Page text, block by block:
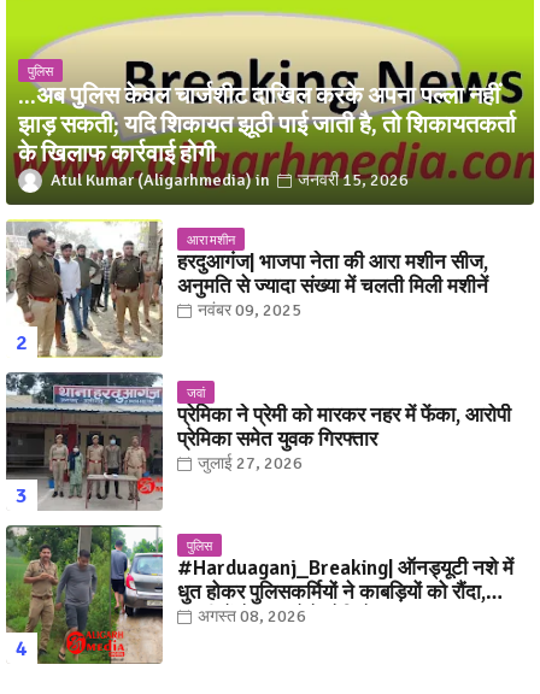
पुलिस
...अब पुलिस केवल चार्जशीट दाखिल करके अपना पल्ला नहीं
झाड़ सकती; यदि शिकायत झूठी पाई जाती है, तो शिकायतकर्ता
के खिलाफ कार्रवाई होगी
Atul Kumar (Aligarhmedia) जनवरी 15, 2026
आरा मशीन
हरदुआगंज| भाजपा नेता की आरा मशीन सीज,
अनुमति से ज्यादा संख्या में चलती मिली मशीनें
नवंबर 09, 2025
जवां
प्रेमिका ने प्रेमी को मारकर नहर में फेंका, आरोपी
प्रेमिका समेत युवक गिरफ्तार
जुलाई 27, 2026
पुलिस
#Harduaganj_Breaking| ऑनड्यूटी नशे में
धुत होकर पुलिसकर्मियों ने काबड़ियों को रौंदा,
ग्रामीणों ने धर दबोचे! देखिये, Video
अगस्त 08, 2026